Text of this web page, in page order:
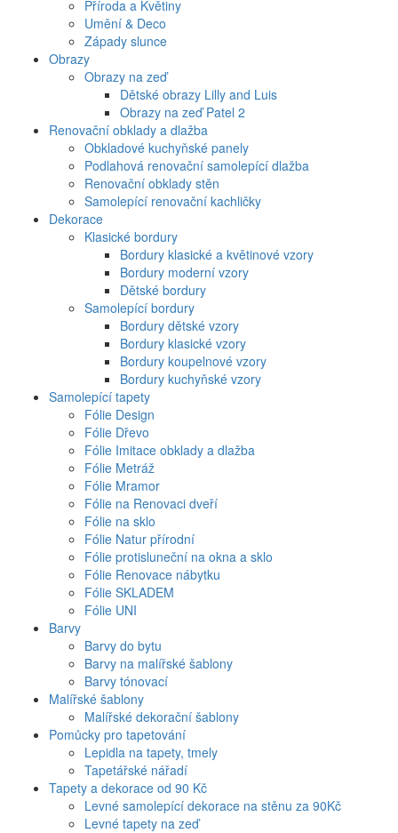
Příroda a Květiny
Umění & Deco
Západy slunce
Obrazy
Obrazy na zeď
Dětské obrazy Lilly and Luis
Obrazy na zeď Patel 2
Renovační obklady a dlažba
Obkladové kuchyňské panely
Podlahová renovační samolepící dlažba
Renovační obklady stěn
Samolepící renovační kachličky
Dekorace
Klasické bordury
Bordury klasické a květinové vzory
Bordury moderní vzory
Dětské bordury
Samolepící bordury
Bordury dětské vzory
Bordury klasické vzory
Bordury koupelnové vzory
Bordury kuchyňské vzory
Samolepící tapety
Fólie Design
Fólie Dřevo
Fólie Imitace obklady a dlažba
Fólie Metráž
Fólie Mramor
Fólie na Renovaci dveří
Fólie na sklo
Fólie Natur přírodní
Fólie protisluneční na okna a sklo
Fólie Renovace nábytku
Fólie SKLADEM
Fólie UNI
Barvy
Barvy do bytu
Barvy na malířské šablony
Barvy tónovací
Malířské šablony
Malířské dekorační šablony
Pomůcky pro tapetování
Lepidla na tapety, tmely
Tapetářské nářadí
Tapety a dekorace od 90 Kč
Levné samolepící dekorace na stěnu za 90Kč
Levné tapety na zeď